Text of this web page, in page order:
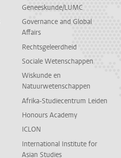
Geneeskunde/LUMC
Governance and Global
Affairs
Rechtsgeleerdheid
Sociale Wetenschappen
Wiskunde en
Natuurwetenschappen
Afrika-Studiecentrum Leiden
Honours Academy
ICLON
International Institute for
Asian Studies